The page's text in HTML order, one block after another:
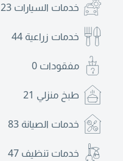
خدمات السيارات 23
خدمات زراعية 44
مفقودات 0
طبخ منزلي 21
خدمات الصيانة 83
خدمات تنظيف 47